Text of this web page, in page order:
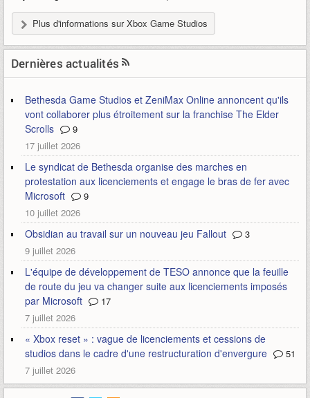
Plus d'informations sur Xbox Game Studios
Dernières actualités
Bethesda Game Studios et ZeniMax Online annoncent qu'ils
vont collaborer plus étroitement sur la franchise The Elder
Scrolls
9
17 juillet 2026
Le syndicat de Bethesda organise des marches en
protestation aux licenciements et engage le bras de fer avec
Microsoft
9
10 juillet 2026
Obsidian au travail sur un nouveau jeu Fallout
3
9 juillet 2026
L'équipe de développement de TESO annonce que la feuille
de route du jeu va changer suite aux licenciements imposés
par Microsoft
17
7 juillet 2026
« Xbox reset » : vague de licenciements et cessions de
studios dans le cadre d'une restructuration d'envergure
51
7 juillet 2026